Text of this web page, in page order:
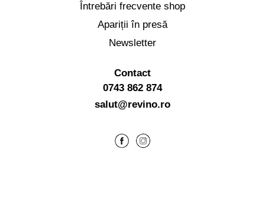
Întrebări frecvente shop
Apariții în presă
Newsletter
Contact
0743 862 874
salut@revino.ro